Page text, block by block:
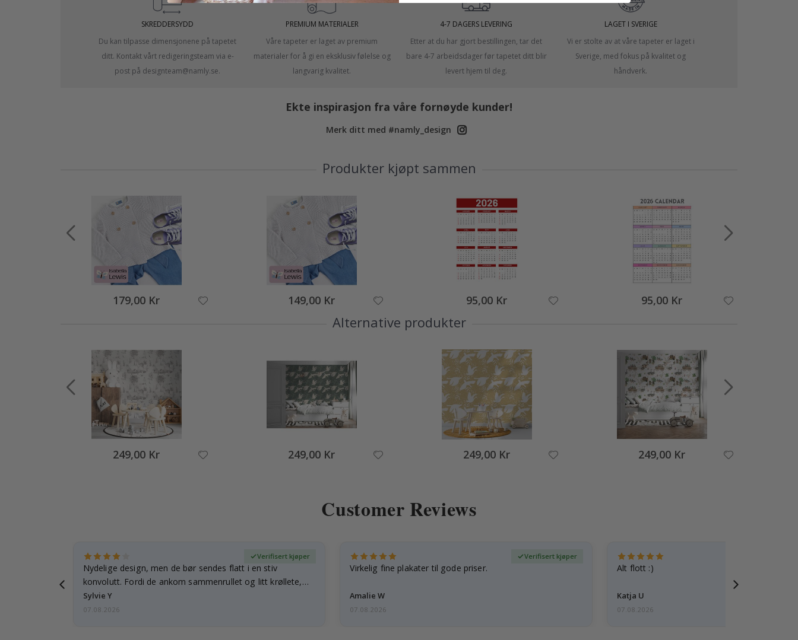
SKREDDERSYDD
Du kan tilpasse dimensjonene på tapetet
ditt. Kontakt vårt redigeringsteam via e-
post på designteam@namly.se.
PREMIUM MATERIALER
Våre tapeter er laget av premium
materialer for å gi en eksklusiv følelse og
langvarig kvalitet.
4-7 DAGERS LEVERING
Etter at du har gjort bestillingen, tar det
bare 4-7 arbeidsdager før tapetet ditt blir
levert hjem til deg.
LAGET I SVERIGE
Vi er stolte av at våre tapeter er laget i
Sverige, med fokus på kvalitet og
håndverk.
Ekte inspirasjon fra våre fornøyde kunder!
Merk ditt med #namly_design
Produkter kjøpt sammen
179,00 Kr 149,00 Kr 95,00 Kr 95,00 Kr
Alternative produkter
249,00 Kr 249,00 Kr 249,00 Kr 249,00 Kr
Customer Reviews
Nydelige design, men de bør sendes flatt i en stiv
konvolutt. Fordi de ankom sammenrullet og litt krøllete,
skulle de…
Sylvie Y
Verifisert kjøper
07.08.2026
Virkelig fine plakater til gode priser.
Amalie W
Verifisert kjøper
07.08.2026
Alt flott :)
Katja U
07.08.2026